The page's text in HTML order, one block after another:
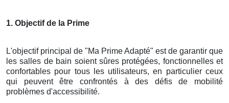
1. Objectif de la Prime
L'objectif principal de "Ma Prime Adapté" est de garantir que
les salles de bain soient sûres protégées, fonctionnelles et
confortables pour tous les utilisateurs, en particulier ceux
qui peuvent être confrontés à des défis de mobilité
problèmes d'accessibilité.